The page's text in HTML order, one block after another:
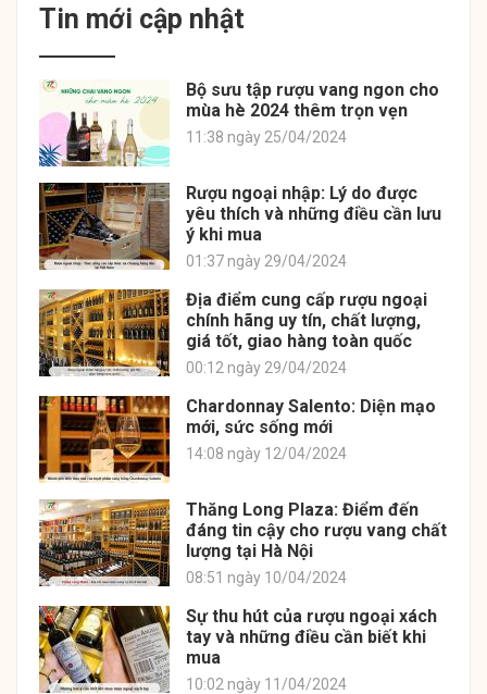
Tin mới cập nhật
Bộ sưu tập rượu vang ngon cho
mùa hè 2024 thêm trọn vẹn
11:38 ngày 25/04/2024
Rượu ngoại nhập: Lý do được
yêu thích và những điều cần lưu
ý khi mua
01:37 ngày 29/04/2024
Địa điểm cung cấp rượu ngoại
chính hãng uy tín, chất lượng,
giá tốt, giao hàng toàn quốc
00:12 ngày 29/04/2024
Chardonnay Salento: Diện mạo
mới, sức sống mới
14:08 ngày 12/04/2024
Thăng Long Plaza: Điểm đến
đáng tin cậy cho rượu vang chất
lượng tại Hà Nội
08:51 ngày 10/04/2024
Sự thu hút của rượu ngoại xách
tay và những điều cần biết khi
mua
10:02 ngày 11/04/2024